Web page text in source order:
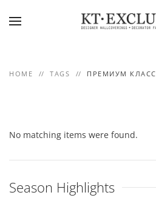
HOME TAGS ПРЕМИУМ КЛАСС
No matching items were found.
Season Highlights